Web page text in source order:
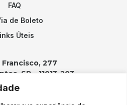
FAQ
de Boleto
Úteis
Francisco, 277
SP – 11013-203